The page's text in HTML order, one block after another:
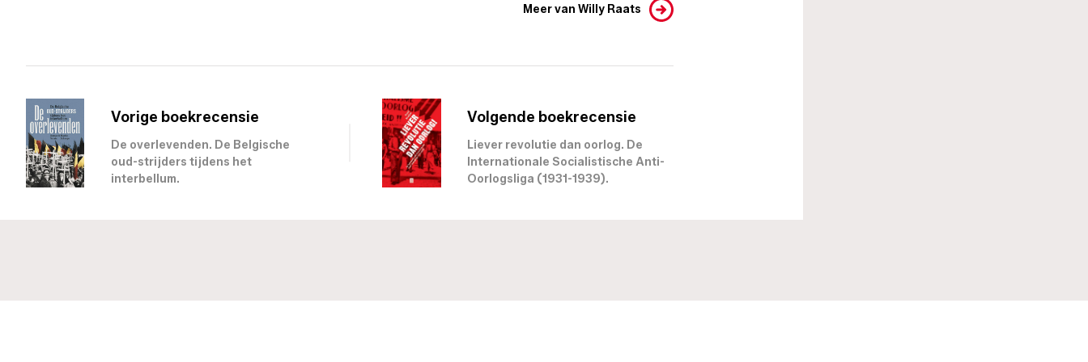
Meer van Willy Raats
Vorige boekrecensie
De overlevenden. De Belgische
oud-strijders tijdens het
interbellum.
Volgende boekrecensie
Liever revolutie dan oorlog. De
Internationale Socialistische Anti-
Oorlogsliga (1931-1939).